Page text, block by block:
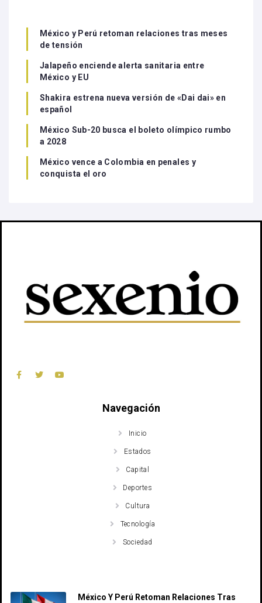
México y Perú retoman relaciones tras meses
de tensión
Jalapeño enciende alerta sanitaria entre
México y EU
Shakira estrena nueva versión de «Dai dai» en
español
México Sub-20 busca el boleto olímpico rumbo
a 2028
México vence a Colombia en penales y
conquista el oro
Navegación
Inicio
Estados
Capital
Deportes
Cultura
Tecnología
Sociedad
México Y Perú Retoman Relaciones Tras